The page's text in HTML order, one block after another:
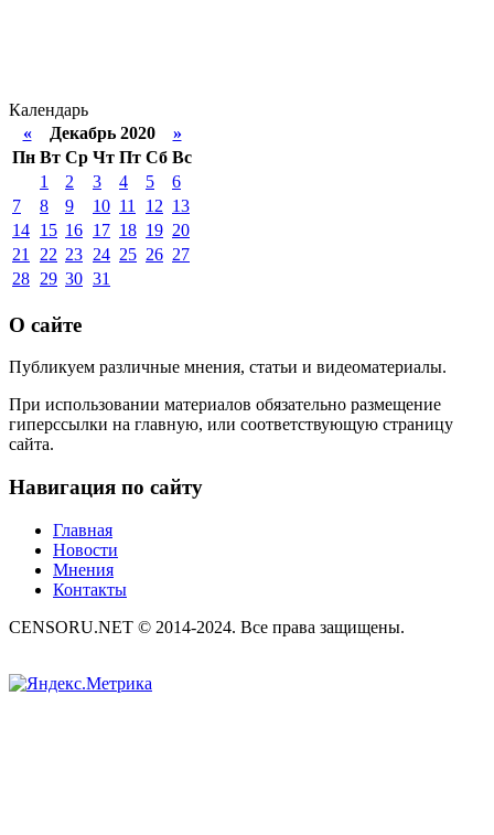
Календарь
«Декабрь 2020 »
Пн Вт Ср Чт Пт Сб Вс
1
2 3 4 5
6
7
8 9 10 11 12 13
14 15 16 17 18 19 20
21
22 23 24 25 26 27
28 29 30 31
О сайте
Публикуем различные мнения, статьи и видеоматериалы.
При использовании материалов обязательно размещение
гиперссылки на главную, или соответствующую страницу
сайта.
Навигация по сайту
Главная
Новости
Мнения
Контакты
CENSORU.NET © 2014-2024. Все права защищены.